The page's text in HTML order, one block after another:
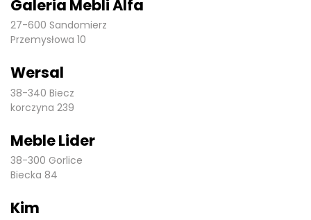
Galeria Mebli Alfa
27-600 Sandomierz
Przemysłowa 10
Wersal
38-340 Biecz
korczyna 239
Meble Lider
38-300 Gorlice
Biecka 84
Kim